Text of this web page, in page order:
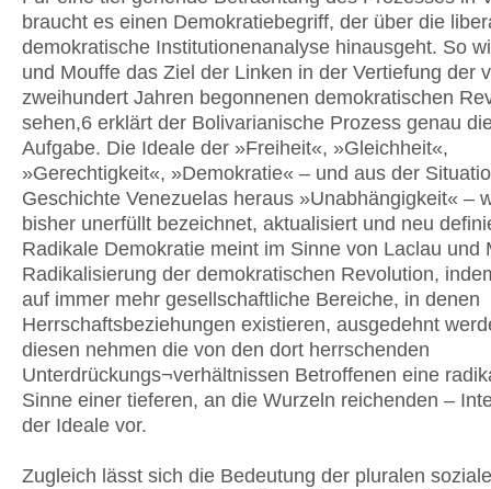
braucht es einen Demokratiebegriff, der über die
demokratische Institutionenanalyse hinausgeht. So
und Mouffe das Ziel der Linken in der Vertiefung der
zweihundert Jahren begonnenen demokratischen
sehen,6 erklärt der Bolivarianische Prozess genau
Aufgabe. Die Ideale der »Freiheit«, »Gleichheit«,
»Gerechtigkeit«, »Demokratie« – und aus der
Geschichte Venezuelas heraus »Unabhängigkeit« –
bisher unerfüllt bezeichnet, aktualisiert und neu
Radikale Demokratie meint im Sinne von Laclau und
Radikalisierung der demokratischen Revolution,
auf immer mehr gesellschaftliche Bereiche, in denen
Herrschaftsbeziehungen existieren, ausgedehnt
diesen nehmen die von den dort herrschenden
Unterdrückungs¬verhältnissen Betroffenen eine
Sinne einer tieferen, an die Wurzeln reichenden –
der Ideale vor.
Zugleich lässt sich die Bedeutung der pluralen